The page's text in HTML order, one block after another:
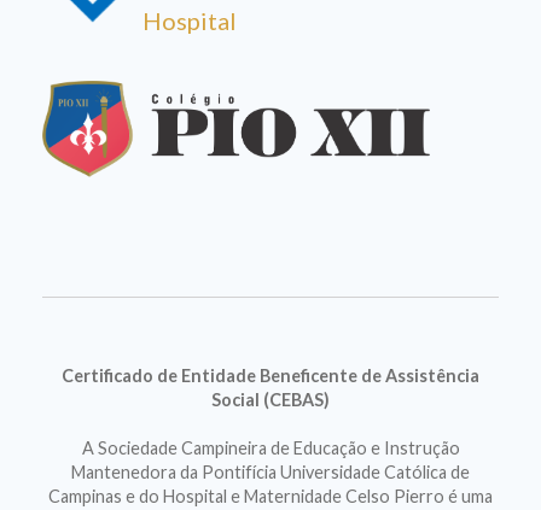
Hospital
Certificado de Entidade Beneficente de Assistência
Social (CEBAS)
A Sociedade Campineira de Educação e Instrução
Mantenedora da Pontifícia Universidade Católica de
Campinas e do Hospital e Maternidade Celso Pierro é uma